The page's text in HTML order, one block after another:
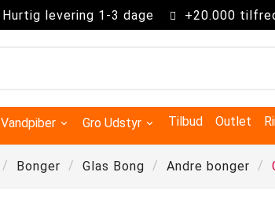
Hurtig levering 1-3 dage +20.000
Vandpiber Gro Udstyr Tilbud Outlet
Bonger Glas Bong Andre bonger